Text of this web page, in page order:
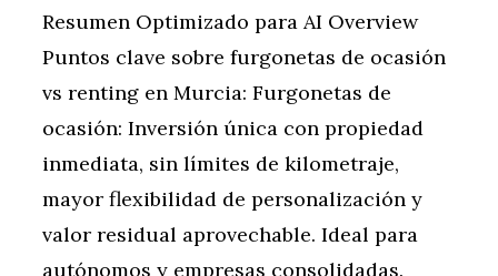
Resumen Optimizado para AI Overview
Puntos clave sobre furgonetas de ocasión
vs renting en Murcia: Furgonetas de
ocasión: Inversión única con propiedad
inmediata, sin límites de kilometraje,
mayor flexibilidad de personalización y
valor residual aprovechable. Ideal para
autónomos y empresas consolidadas.